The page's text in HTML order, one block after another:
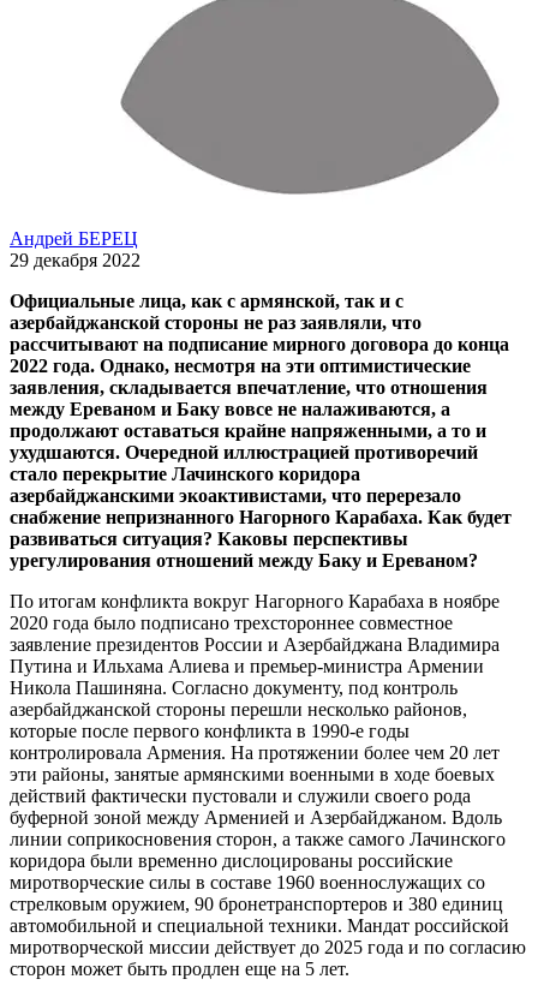
Андрей БЕРЕЦ
29 декабря 2022
Официальные лица, как с армянской, так и с
азербайджанской стороны не раз заявляли, что
рассчитывают на подписание мирного договора до конца
2022 года. Однако, несмотря на эти оптимистические
заявления, складывается впечатление, что отношения
между Ереваном и Баку вовсе не налаживаются, а
продолжают оставаться крайне напряженными, а то и
ухудшаются. Очередной иллюстрацией противоречий
стало перекрытие Лачинского коридора
азербайджанскими экоактивистами, что перерезало
снабжение непризнанного Нагорного Карабаха. Как будет
развиваться ситуация? Каковы перспективы
урегулирования отношений между Баку и Ереваном?
По итогам конфликта вокруг Нагорного Карабаха в ноябре
2020 года было подписано трехстороннее совместное
заявление президентов России и Азербайджана Владимира
Путина и Ильхама Алиева и премьер-министра Армении
Никола Пашиняна. Согласно документу, под контроль
азербайджанской стороны перешли несколько районов,
которые после первого конфликта в 1990-е годы
контролировала Армения. На протяжении более чем 20 лет
эти районы, занятые армянскими военными в ходе боевых
действий фактически пустовали и служили своего рода
буферной зоной между Арменией и Азербайджаном. Вдоль
линии соприкосновения сторон, а также самого Лачинского
коридора были временно дислоцированы российские
миротворческие силы в составе 1960 военнослужащих со
стрелковым оружием, 90 бронетранспортеров и 380 единиц
автомобильной и специальной техники. Мандат российской
миротворческой миссии действует до 2025 года и по согласию
сторон может быть продлен еще на 5 лет.